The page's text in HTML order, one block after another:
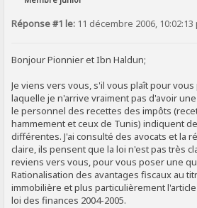
Réponse #1 le: 11 décembre 2006, 10:02:13
Bonjour Pionnier et Ibn Haldun;
Je viens vers vous, s'il vous plaît pour
laquelle je n'arrive vraiment pas d'avoir
le personnel des recettes des impôts
hammement et ceux de Tunis) indiquent
différentes. J'ai consulté des avocats et la
claire, ils pensent que la loi n'est pas très
reviens vers vous, pour vous poser une
Rationalisation des avantages fiscaux au
immobilière et plus particulièrement
loi des finances 2004-2005.